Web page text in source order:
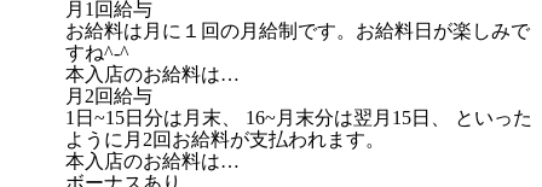
月1回給与
お給料は月に１回の月給制です。お給料日が楽しみで
すね^-^
本入店のお給料は…
月2回給与
1日~15日分は月末、 16~月末分は翌月15日、 といった
ように月2回お給料が支払われます。
本入店のお給料は…
ボーナスあり